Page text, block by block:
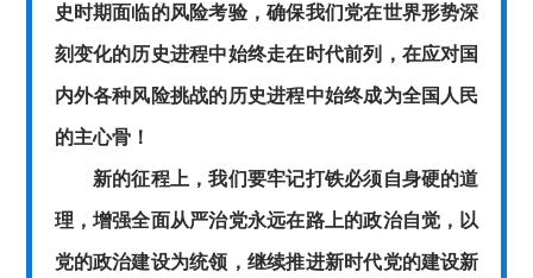
史时期面临的风险考验，确保我们党在世界形势深
刻变化的历史进程中始终走在时代前列，在应对国
内外各种风险挑战的历史进程中始终成为全国人民
的主心骨！
新的征程上，我们要牢记打铁必须自身硬的道
理，增强全面从严治党永远在路上的政治自觉，以
党的政治建设为统领，继续推进新时代党的建设新